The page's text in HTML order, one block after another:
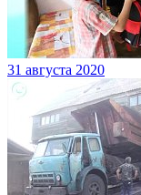
31 августа 2020